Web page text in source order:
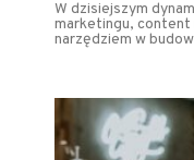
W dzisiejszym
marketingu, content
narzędziem w